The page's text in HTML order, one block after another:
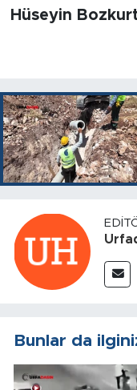
Hüseyin
Bunlar da